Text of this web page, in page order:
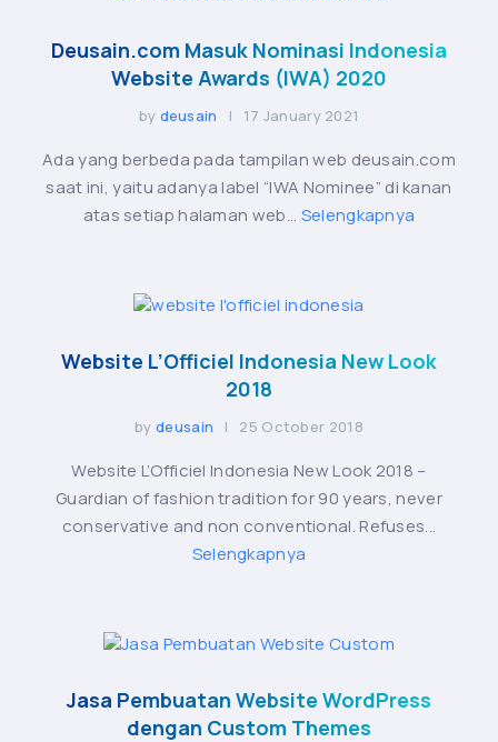
Deusain.com Masuk Nominasi Indonesia
Website Awards (IWA) 2020
by deusain | 17 January 2021
Ada yang berbeda pada tampilan web deusain.com
saat ini, yaitu adanya label “IWA Nominee” di kanan
atas setiap halaman web... Selengkapnya
Website L’Officiel Indonesia New Look
2018
bydeusain | 25 October 2018
Website L’Officiel Indonesia New Look 2018 –
Guardian of fashion tradition for 90 years, never
conservative and non conventional. Refuses...
Selengkapnya
Jasa Pembuatan Website WordPress
dengan Custom Themes